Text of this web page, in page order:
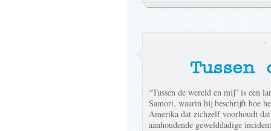
-
Tussen
“Tussen de wereld en mij” is een
Samori, waarin hij beschrijft hoe
Amerika dat zichzelf voorhoudt
aanhoudende gewelddadige